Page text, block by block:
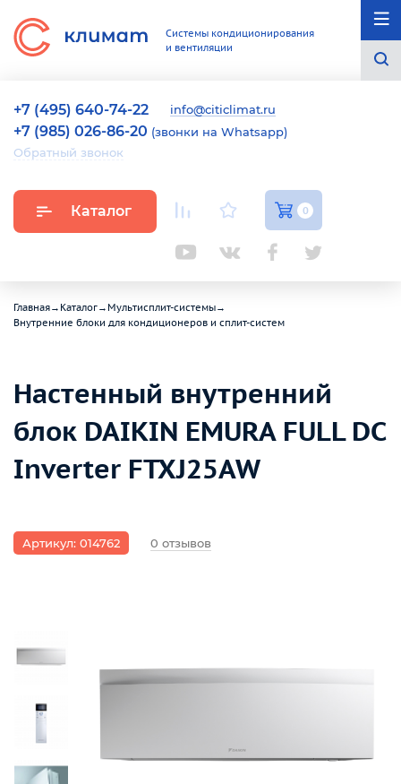
Системы кондиционирования
и вентиляции
+7 (495) 640-74-22 info@citiclimat.ru
+7 (985) 026-86-20 (звонки на Whatsapp)
Обратный звонок
Каталог 0
Главная→ Каталог→ Мультисплит-системы→
Внутренние блоки для кондиционеров и сплит-систем
Настенный внутренний
блок DAIKIN EMURA FULL DC
Inverter FTXJ25AW
Артикул: 014762 0 отзывов